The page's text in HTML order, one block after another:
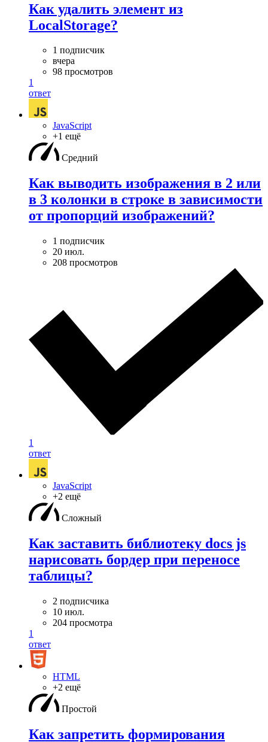
Как удалить элемент из
LocalStorage?
1 подписчик
вчера
98 просмотров
1
ответ
JavaScript
+1 ещё
Средний
Как выводить изображения в 2 или
в 3 колонки в строке в зависимости
от пропорций изображений?
1 подписчик
20 июл.
208 просмотров
1
ответ
JavaScript
+2 ещё
Сложный
Как заставить библиотеку docs js
нарисовать бордер при переносе
таблицы?
2 подписчика
10 июл.
204 просмотра
1
ответ
HTML
+2 ещё
Простой
Как запретить формирования